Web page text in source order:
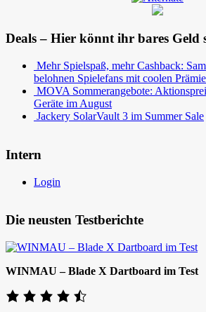
Deals – Hier könnt ihr bares Geld
Mehr Spielspaß, mehr Cashback:
belohnen Spielefans mit coolen
MOVA Sommerangebote:
Geräte im August
Jackery SolarVault 3 im Summer Sale
Intern
Login
Die neusten Testberichte
WINMAU – Blade X Dartboard im Test